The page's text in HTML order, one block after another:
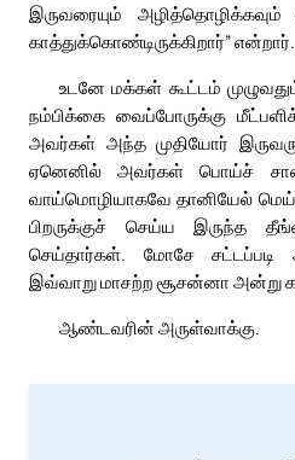
இருவரையும்
காத்துக்கொண்டிருக்கிறார்” என்றார்.
உடனே மக்கள் கூட்டம்
நம்பிக்கை வைப்போருக்கு
அவர்கள் அந்த முதியோர்
ஏனெனில் அவர்கள் பொய்ச்
வாய்மொழியாகவே தானியேல்
பிறருக்குச் செய்ய இருந்த
செய்தார்கள். மோசே
இவ்வாறு மாசற்ற சூசன்னா அன்று
ஆண்டவரின் அருள்வாக்கு.